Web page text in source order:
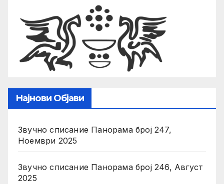
Најнови Објави
Звучно списание Панорама број 247,
Ноември 2025
Звучно списание Панорама број 246, Август
2025